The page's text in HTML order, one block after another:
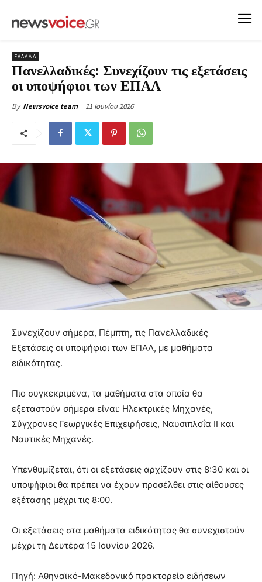
ΕΛΛΑΔΑ
Πανελλαδικές: Συνεχίζουν τις εξετάσεις
οι υποψήφιοι των ΕΠΑΛ
By Newsvoice team 11 Ιουνίου 2026
Συνεχίζουν σήμερα, Πέμπτη, τις Πανελλαδικές
Εξετάσεις οι υποψήφιοι των ΕΠΑΛ, με μαθήματα
ειδικότητας.
Πιο συγκεκριμένα, τα μαθήματα στα οποία θα
εξεταστούν σήμερα είναι: Ηλεκτρικές Μηχανές,
Σύγχρονες Γεωργικές Επιχειρήσεις, Ναυσιπλοΐα ΙΙ και
Ναυτικές Μηχανές.
Υπενθυμίζεται, ότι οι εξετάσεις αρχίζουν στις 8:30 και οι
υποψήφιοι θα πρέπει να έχουν προσέλθει στις αίθουσες
εξέτασης μέχρι τις 8:00.
Οι εξετάσεις στα μαθήματα ειδικότητας θα συνεχιστούν
μέχρι τη Δευτέρα 15 Ιουνίου 2026.
Πηγή: Αθηναϊκό-Μακεδονικό πρακτορείο ειδήσεων